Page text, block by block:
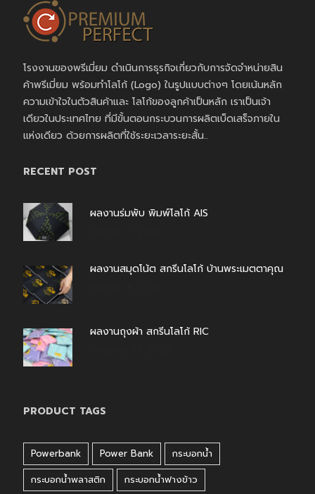
โรงงานของพรีเมี่ยม ดำเนินการธุรกิจเกี่ยวกับการจัดจำหน่ายสิน
ค้าพรีเมี่ยม พร้อมทำโลโก้ (Logo) ในรูปแบบต่างๆ โดยเน้นหลัก
ความเข้าใจในตัวสินค้าและ โลโก้ของลูกค้าเป็นหลัก เราเป็นเจ้า
เดียวในประเทศไทย ที่มีขั้นตอนกระบวนการผลิตเบ็ดเสร็จภายใน
แห่งเดียว ด้วยการผลิตที่ใช้ระยะเวลาระยะสั้น..
RECENT POST
ผลงานร่มพับ พิมพ์โลโก้ AIS
ผลงานสมุดโน้ต สกรีนโลโก้ บ้านพระเมตตาคุณ
ผลงานถุงผ้า สกรีนโลโก้ RIC
PRODUCT TAGS
Powerbank Power Bank
กระบอกน้ำ
กระบอกน้ำพลาสติก
กระบอกน้ำฟางข้าว